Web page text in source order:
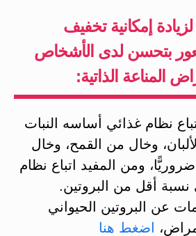
إمكانية تخفيف
بتحسن لدى الأشخاص
المناعة الذاتية:
نظام غذائي أساسه النبات
وخال من القمح، وخال
ومن المفيد اتباع نظام
أقل من البروتين.
عن البروتين الحيواني
اضغط هنا